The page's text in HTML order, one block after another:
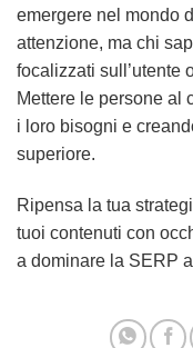
emergere nel mondo
attenzione, ma chi
focalizzati sull’utente
Mettere le persone al
i loro bisogni e
superiore.
Ripensa la tua
tuoi contenuti con
a dominare la SERP